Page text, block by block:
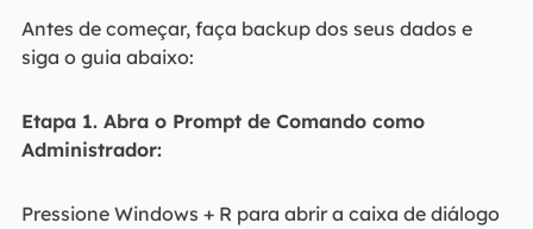
Antes de começar, faça backup dos seus dados e
siga o guia abaixo:
Etapa 1. Abra o Prompt de Comando como
Administrador:
Pressione Windows + R para abrir a caixa de diálogo